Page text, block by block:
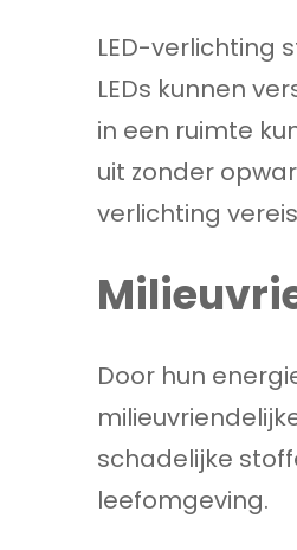
LED-verlichting
LEDs kunnen
in een ruimte
uit zonder
verlichting
Door hun
schadelijke
leefomgeving.